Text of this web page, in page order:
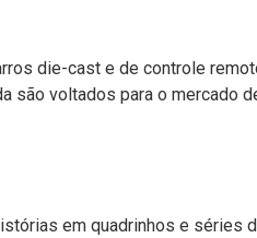
die-cast e de controle
voltados para o mercado
em quadrinhos e séries